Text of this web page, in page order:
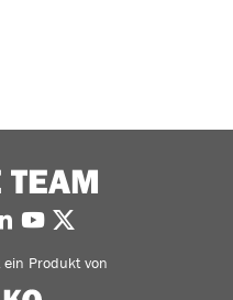
ein Produkt von